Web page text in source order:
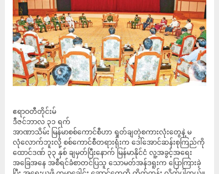
ဧရာဝတီတိုင်းမ်
ဒီဇင်ဘာလ ၃၁ ရက်
အာဏာသိမ်း မြန်မာစစ်ကောင်စီဟာ ရှုတ်ချတဲ့စကားလုံးတွေနဲ့ မ
လုံလောက်ဘူးလို့ စစ်ကောင်စီတရားရုံးက ဒေါ်အောင်ဆန်းစုကြည်ကို
ထောင်ဒဏ် ၃၃ နှစ် ချမှတ်ပြီးနောက် မြန်မာနိုင်ငံ လူ့အခွင့်အရေး
အခြေအနေ အစီရင်ခံစာတင်ပြသူ သောမတ်အန်ဒရူးက ပြောကြားခဲ့